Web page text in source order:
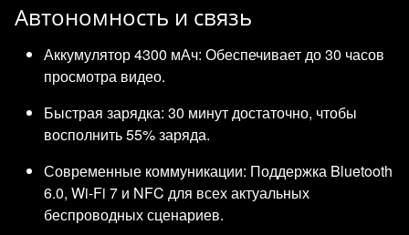
Автономность и связь
Аккумулятор 4300 мАч: Обеспечивает до 30 часов
просмотра видео.
Быстрая зарядка: 30 минут достаточно, чтобы
восполнить 55% заряда.
Современные коммуникации: Поддержка Bluetooth
6.0, Wi-Fi 7 и NFC для всех актуальных
беспроводных сценариев.